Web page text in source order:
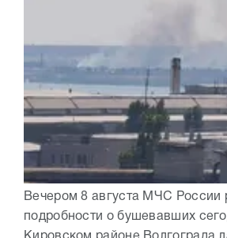
Вечером 8 августа МЧС России
подробности о бушевавших